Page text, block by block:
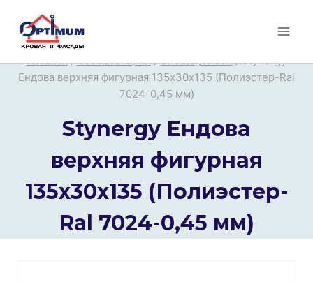
Перейти
Главная / Все категории / Uncategorized / Stynergy
Ендова верхняя фигурная 135х30х135 (Полиэстер-Ral
7024-0,45 мм)
Stynergy Ендова
верхняя фигурная
135х30х135 (Полиэстер-
Ral 7024-0,45 мм)